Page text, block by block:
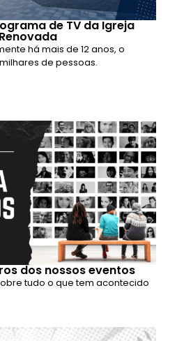
de TV da Igreja
Renovada
há mais de 12 anos, o
de pessoas.
dos nossos eventos
tudo o que tem acontecido